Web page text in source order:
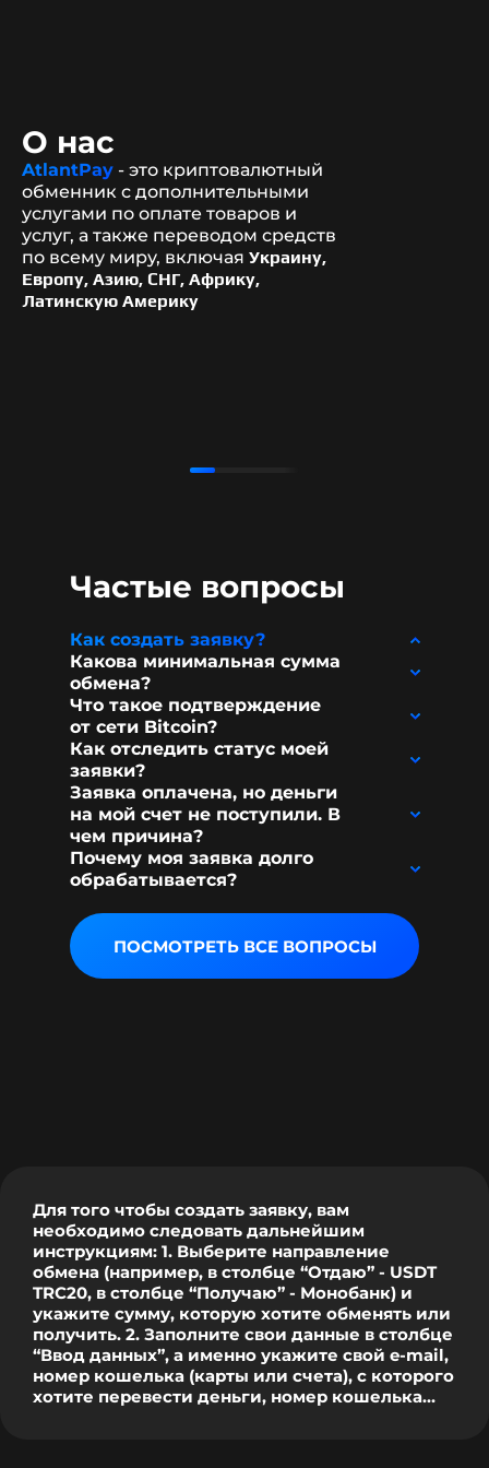
О нас
AtlantPay - это криптовалютный
обменник с дополнительными
услугами по оплате товаров и
услуг, а также переводом средств
по всему миру, включая Украину,
Европу, Азию, СНГ, Африку,
Латинскую Америку
Частые вопросы
Как создать заявку?
Какова минимальная сумма
обмена?
Что такое подтверждение
от сети Bitcoin?
Как отследить статус моей
заявки?
Заявка оплачена, но деньги
на мой счет не поступили. В
чем причина?
Почему моя заявка долго
обрабатывается?
ПОСМОТРЕТЬ ВСЕ ВОПРОСЫ
Для того чтобы создать заявку, вам
необходимо следовать дальнейшим
инструкциям: 1. Выберите направление
обмена (например, в столбце “Отдаю” - USDT
TRC20, в столбце “Получаю” - Монобанк) и
укажите сумму, которую хотите обменять или
получить. 2. Заполните свои данные в столбце
“Ввод данных”, а именно укажите свой e-mail,
номер кошелька (карты или счета), с которого
хотите перевести деньги, номер кошелька